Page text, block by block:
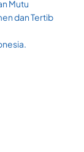
Mutu
dan Tertib